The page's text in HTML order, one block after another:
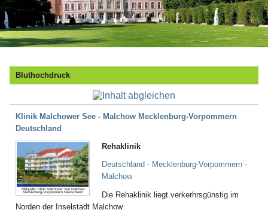
Bluthochdruck
Klinik Malchower See - Malchow Mecklenburg-Vorpommern
Deutschland
Bildquelle: Klinik Malchower See Malchow
Mecklenburg-Vorpommern Deutschland
Rehaklinik
Deutschland - Mecklenburg-Vorpommern -
Malchow
Die Rehaklinik liegt verkerhrsgünstig im
Norden der Inselstadt Malchow.